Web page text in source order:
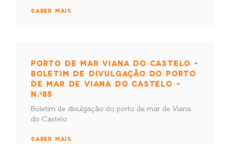
SABER MAIS
PORTO DE MAR VIANA DO CASTELO –
BOLETIM DE DIVULGAÇÃO DO PORTO
DE MAR DE VIANA DO CASTELO –
N.º85
Boletim de divulgação do porto de mar de Viana
do Castelo
SABER MAIS